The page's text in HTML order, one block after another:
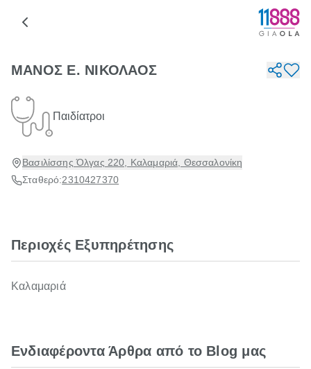
ΜΑΝΟΣ Ε. ΝΙΚΟΛΑΟΣ
Παιδίατροι
Βασιλίσσης Όλγας 220, Καλαμαριά, Θεσσαλονίκη
Σταθερό:2310427370
Περιοχές Εξυπηρέτησης
Καλαμαριά
Ενδιαφέροντα Άρθρα από το Blog μας